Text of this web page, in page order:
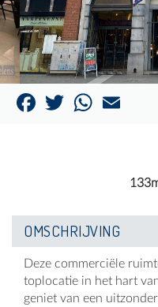
FacebookTwitterWhatsApp
OMSCHRIJVING
Deze commerciële
toplocatie in het hart
geniet van een